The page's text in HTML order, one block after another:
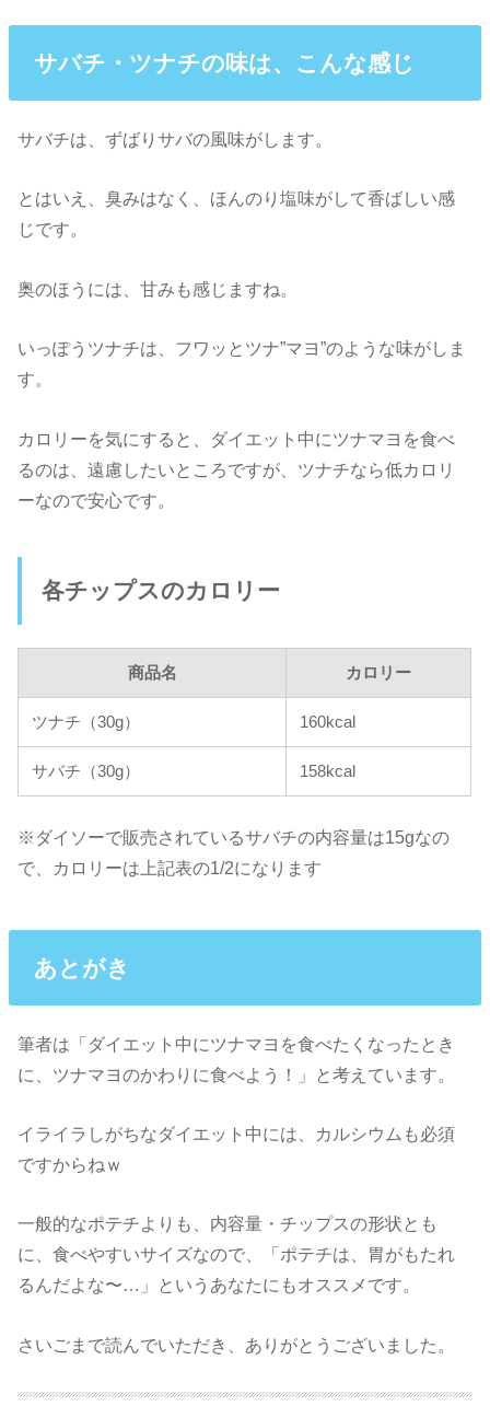
サバチ・ツナチの味は、こんな感じ
サバチは、ずばりサバの風味がします。
とはいえ、臭みはなく、ほんのり塩味がして香ばしい感
じです。
奥のほうには、甘みも感じますね。
いっぽうツナチは、フワッとツナ”マヨ”のような味がしま
す。
カロリーを気にすると、ダイエット中にツナマヨを食べ
るのは、遠慮したいところですが、ツナチなら低カロリ
ーなので安心です。
各チップスのカロリー
商品名 カロリー
ツナチ（30g） 160kcal
サバチ（30g） 158kcal
※ダイソーで販売されているサバチの内容量は15gなの
で、カロリーは上記表の1/2になります
あとがき
筆者は「ダイエット中にツナマヨを食べたくなったとき
に、ツナマヨのかわりに食べよう！」と考えています。
イライラしがちなダイエット中には、カルシウムも必須
ですからねｗ
一般的なポテチよりも、内容量・チップスの形状とも
に、食べやすいサイズなので、「ポテチは、胃がもたれ
るんだよな〜…」というあなたにもオススメです。
さいごまで読んでいただき、ありがとうございました。